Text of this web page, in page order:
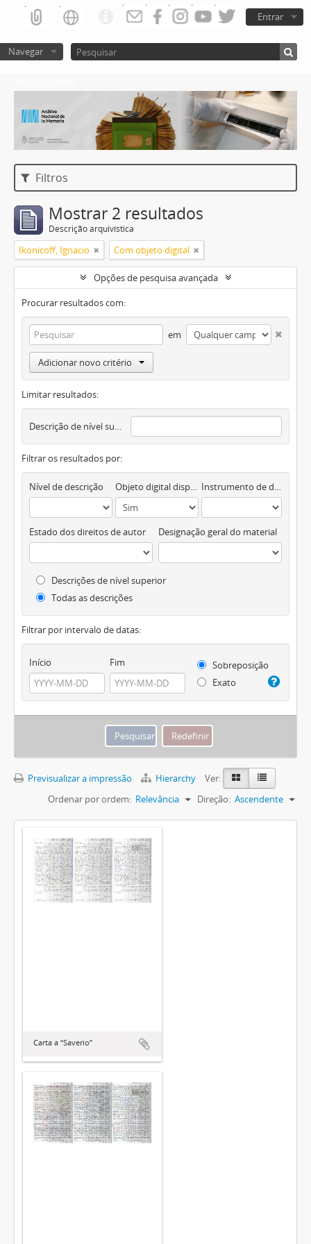
Entrar
Navegar
Filtros
Mostrar 2 resultados
Descrição arquivística
Ikonicoff, Ignacio Com objeto digital
Opções de pesquisa avançada
Procurar resultados com:
em
Adicionar novo critério
Limitar resultados:
Descrição de nível superior
Filtrar os resultados por:
Nível de descrição Objeto digital disponível Instrumento de descrição documental
Estado dos direitos de autor Designação geral do material
Descrições de nível superior
Todas as descrições
Filtrar por intervalo de datas:
Início Fim
Sobreposição
Exato
Previsualizar a impressão Hierarchy
Ver:
Ordenar por ordem: Relevância Direção: Ascendente
Carta a “Saverio”